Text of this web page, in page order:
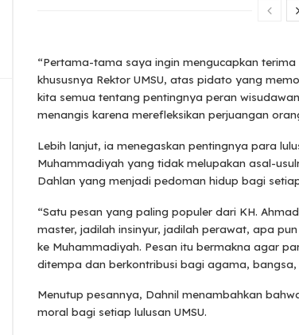
“Pertama-tama saya ingin mengucapkan terima
khususnya Rektor UMSU, atas pidato yang
kita semua tentang pentingnya peran
menangis karena merefleksikan perjuangan
Lebih lanjut, ia menegaskan pentingnya para
Muhammadiyah yang tidak melupakan asal-
Dahlan yang menjadi pedoman hidup bagi
“Satu pesan yang paling populer dari KH.
master, jadilah insinyur, jadilah perawat, apa
ke Muhammadiyah. Pesan itu bermakna agar
ditempa dan berkontribusi bagi agama, bangsa,
Menutup pesannya, Dahnil menambahkan
moral bagi setiap lulusan UMSU.